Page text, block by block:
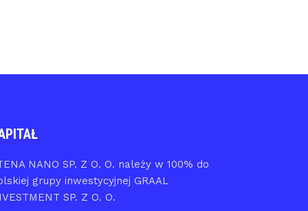
NANO SP. Z O. O. należy w 100% do
grupy inwestycyjnej GRAAL
SP. Z O. O.